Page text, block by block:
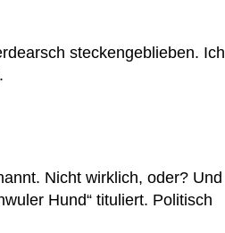
steckengeblieben. Ich
Nicht wirklich, oder? Und
Hund“ tituliert. Politisch